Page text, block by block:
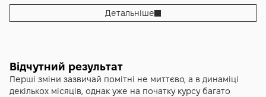
аплікатор**, точкове нанесення на зони порідіння.
Швидко вбирається без липкої плівки. **Курс на 2 місяці**.
Treatment 2×60 мл спрей — це цілеспрямований засіб для
реактивації росту волосся у чоловіків, який працює
безпосередньо на рівні шкіри голови. Формула містить
Детальніше
Відчутний результат
Перші зміни зазвичай помітні не миттєво, а в динаміці
декількох місяців, однак уже на початку курсу багато